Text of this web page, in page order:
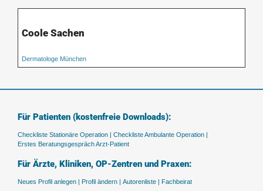
Coole Sachen
Dermatologe München
Für Patienten (kostenfreie Downloads):
Checkliste Stationäre Operation | Checkliste Ambulante Operation |
Erstes Beratungsgespräch Arzt-Patient
Für Ärzte, Kliniken, OP-Zentren und Praxen:
Neues Profil anlegen | Profil ändern | Autorenliste | Fachbeirat